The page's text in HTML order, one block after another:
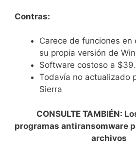
Contras:
Carece de funciones en
su propia versión de
Software costoso a
Todavía no actualizado
Sierra
CONSULTE TAMBIÉN:
programas antiransomware
archivos